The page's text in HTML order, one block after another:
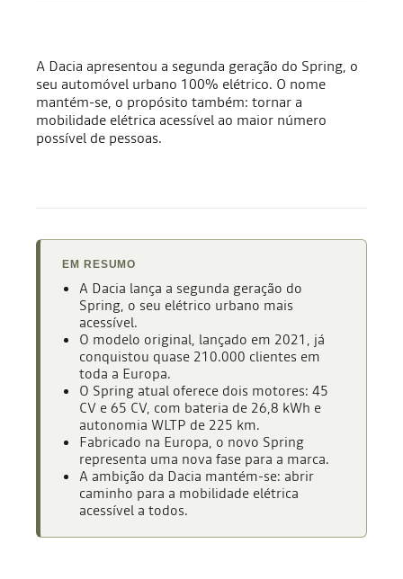
A Dacia apresentou a segunda geração do Spring, o
seu automóvel urbano 100% elétrico. O nome
mantém-se, o propósito também: tornar a
mobilidade elétrica acessível ao maior número
possível de pessoas.
EM RESUMO
A Dacia lança a segunda geração do
Spring, o seu elétrico urbano mais
acessível.
O modelo original, lançado em 2021, já
conquistou quase 210.000 clientes em
toda a Europa.
O Spring atual oferece dois motores: 45
CV e 65 CV, com bateria de 26,8 kWh e
autonomia WLTP de 225 km.
Fabricado na Europa, o novo Spring
representa uma nova fase para a marca.
A ambição da Dacia mantém-se: abrir
caminho para a mobilidade elétrica
acessível a todos.